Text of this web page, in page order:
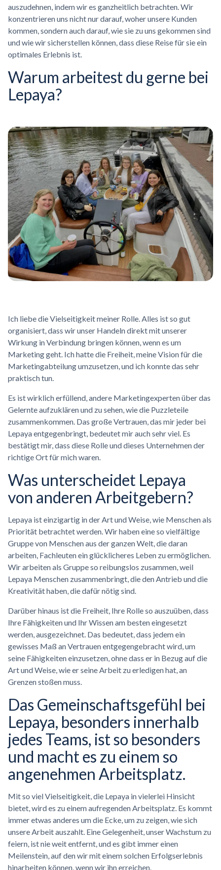
auszudehnen, indem wir es ganzheitlich betrachten. Wir
konzentrieren uns nicht nur darauf, woher unsere Kunden
kommen, sondern auch darauf, wie sie zu uns gekommen sind
und wie wir sicherstellen können, dass diese Reise für sie ein
optimales Erlebnis ist.
Warum arbeitest du gerne bei
Lepaya?
Ich liebe die Vielseitigkeit meiner Rolle. Alles ist so gut
organisiert, dass wir unser Handeln direkt mit unserer
Wirkung in Verbindung bringen können, wenn es um
Marketing geht. Ich hatte die Freiheit, meine Vision für die
Marketingabteilung umzusetzen, und ich konnte das sehr
praktisch tun.
Es ist wirklich erfüllend, andere Marketingexperten über das
Gelernte aufzuklären und zu sehen, wie die Puzzleteile
zusammenkommen. Das große Vertrauen, das mir jeder bei
Lepaya entgegenbringt, bedeutet mir auch sehr viel. Es
bestätigt mir, dass diese Rolle und dieses Unternehmen der
richtige Ort für mich waren.
Was unterscheidet Lepaya
von anderen Arbeitgebern?
Lepaya ist einzigartig in der Art und Weise, wie Menschen als
Priorität betrachtet werden. Wir haben eine so vielfältige
Gruppe von Menschen aus der ganzen Welt, die daran
arbeiten, Fachleuten ein glücklicheres Leben zu ermöglichen.
Wir arbeiten als Gruppe so reibungslos zusammen, weil
Lepaya Menschen zusammenbringt, die den Antrieb und die
Kreativität haben, die dafür nötig sind.
Darüber hinaus ist die Freiheit, Ihre Rolle so auszuüben, dass
Ihre Fähigkeiten und Ihr Wissen am besten eingesetzt
werden, ausgezeichnet. Das bedeutet, dass jedem ein
gewisses Maß an Vertrauen entgegengebracht wird, um
seine Fähigkeiten einzusetzen, ohne dass er in Bezug auf die
Art und Weise, wie er seine Arbeit zu erledigen hat, an
Grenzen stoßen muss.
Das Gemeinschaftsgefühl bei
Lepaya, besonders innerhalb
jedes Teams, ist so besonders
und macht es zu einem so
angenehmen Arbeitsplatz.
Mit so viel Vielseitigkeit, die Lepaya in vielerlei Hinsicht
bietet, wird es zu einem aufregenden Arbeitsplatz. Es kommt
immer etwas anderes um die Ecke, um zu zeigen, wie sich
unsere Arbeit auszahlt. Eine Gelegenheit, unser Wachstum zu
feiern, ist nie weit entfernt, und es gibt immer einen
Meilenstein, auf den wir mit einem solchen Erfolgserlebnis
hinarbeiten können, wenn wir ihn erreichen.